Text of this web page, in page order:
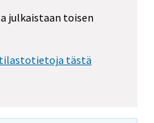
julkaistaan toisen
tilastotietoja tästä